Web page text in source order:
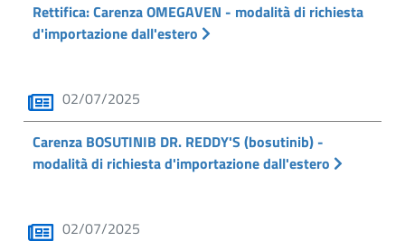
Rettifica: Carenza OMEGAVEN - modalità di richiesta
d'importazione dall'estero
02/07/2025
Carenza BOSUTINIB DR. REDDY'S (bosutinib) -
modalità di richiesta d'importazione dall'estero
02/07/2025